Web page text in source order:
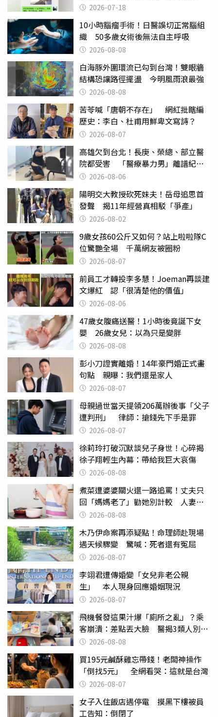
2026-07-18
10小時腦瘤手術！日醫誤切正常腦組
織 50多歲女術後無法自主呼吸
2026-08-08
白海豚外圍環流已勾到台灣！雙眼牆
結構恐讓路徑擺盪 今明風雨浪最強
2026-08-08
苦苓喊「唐朝不存在」 網紅批瞎編
歷史：李白、杜甫用鮮卑文寫詩？
2026-08-07
高雄欠到台北！長庚、榮總、部立醫
院都受害 「醫療暴力男」離譜紀錄
曝光2026-08-06
陽明交大教授砍死妹夫！岳母追思首
發聲 揭11年經營真相駁「爭產」
2026-08-02
9歲女孩60公斤又如何？站上啦啦隊C
位驚艷全場 千萬網友被圈粉
2026-08-07
前員工才轉投李多慧！Joeman再談建
文爆紅 認「很清楚他的價值」
2026-08-06
47歲女腹痛送醫！1小時後竟誕下女
嬰 26歲女兒：以為只是變胖
2026-08-08
彭小刀證實離婚！14年豪門婚正式畫
句點 親曝：我們還是家人
2026-08-07
母親過世當天提領206萬辦後事「父子
遭判刑」 律師：搶錢先下手是罪
2026-08-07
徐莉玲打破沉默談兒子身世！心碎揭
徐子翔輕生內幕：帶給我巨大哀傷
2026-08-08
煮菜遭婆婆關火還一路追罵！丈夫只
回「媽媽老了」勸她別計較 人妻超
崩潰：我像台傭
2026-08-08
木乃伊命案再添疑點！命理師赴現場
遇天候驟變 驚喊：死者還有冤屈
2026-08-07
李翊君遭傳婚變「女兒非老公親
生」 本人現身回應婚姻現況
2026-08-07
飛機餐發這果汁爆「廁所之亂」？乘
客崩潰：差點丟大臉 醫揭3類人別亂
喝 2026-08-08
買195元鹹酥雞忘帶錢！老闆神操作
「倒找5元」 全網看哭：這就是台灣
2026-08-07
女子入住飯店遇停電 摸黑下樓被員
工告知：倒閉了